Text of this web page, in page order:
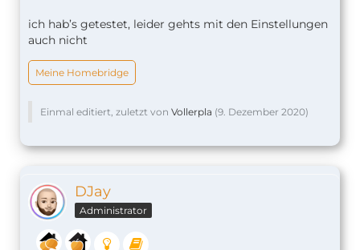
ich hab’s getestet, leider gehts mit den Einstellungen
auch nicht
Meine Homebridge
Einmal editiert, zuletzt von Vollerpla (9. Dezember 2020)
DJay
Administrator